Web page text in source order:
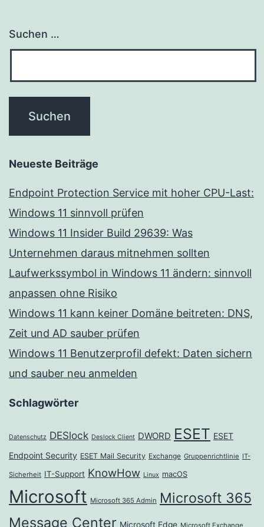
Suchen …
Neueste Beiträge
Endpoint Protection Service mit hoher CPU-Last:
Windows 11 sinnvoll prüfen
Windows 11 Insider Build 29639: Was
Unternehmen daraus mitnehmen sollten
Laufwerkssymbol in Windows 11 ändern: sinnvoll
anpassen ohne Risiko
Windows 11 kann keiner Domäne beitreten: DNS,
Zeit und AD sauber prüfen
Windows 11 Benutzerprofil defekt: Daten sichern
und sauber neu anmelden
Schlagwörter
Datenschutz DESlock Deslock Client DWORD ESET ESET
Endpoint Security ESET Mail Security Exchange Gruppenrichtlinie IT-
Sicherheit IT-Support KnowHow Linux macOS
Microsoft Microsoft 365 Admin Microsoft 365
Message Center Microsoft Edge Microsoft Exchange